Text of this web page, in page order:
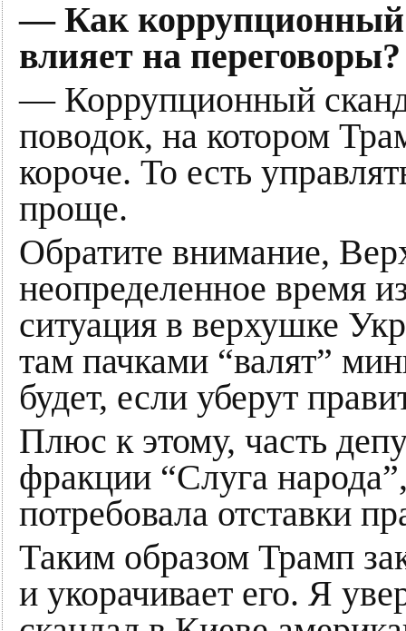
— Как
влияет на переговоры?
— Коррупционный
поводок, на котором
короче. То есть
проще.
Обратите внимание,
неопределенное время
ситуация в верхушке
там пачками “валят”
будет, если уберут
Плюс к этому, часть
фракции “Слуга
потребовала отставки
Таким образом Трамп
и укорачивает его. Я